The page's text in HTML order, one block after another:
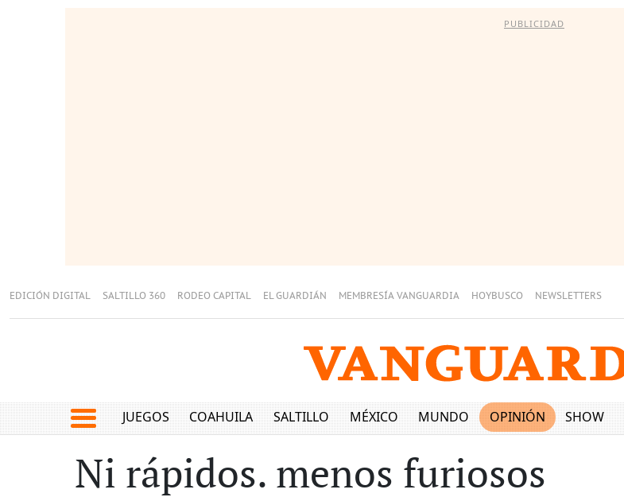
PUBLICIDAD
EDICIÓN DIGITAL SALTILLO 360 RODEO CAPITAL EL GUARDIÁN MEMBRESÍA VANGUARDIA HOYBUSCO NEWSLETTERS
JUEGOS COAHUILA SALTILLO MÉXICO MUNDO OPINIÓN SHOW
Ni rápidos. menos furiosos